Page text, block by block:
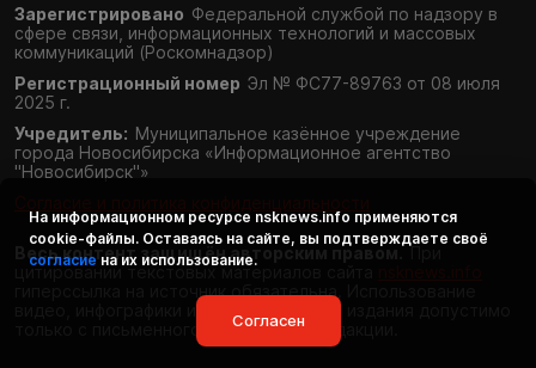
Зарегистрировано Федеральной службой по надзору в
сфере связи, информационных технологий и массовых
коммуникаций (Роскомнадзор)
Регистрационный номер Эл № ФС77-89763 от 08 июля
2025 г.
Учредитель: Муниципальное казённое учреждение
города Новосибирска «Информационное агентство
"Новосибирск"»
Весь контент защищён авторским правом. При
цитировании текстовых материалов сайта
гиперссылка на источник обязательна. Использование
видео, инфографики и фотоматериалов издания допустимо
только с письменного разрешения редакции.
На информационном ресурсе nsknews.info применяются
cookie-файлы. Оставаясь на сайте, вы подтверждаете своё
согласие на их использование.
Согласен